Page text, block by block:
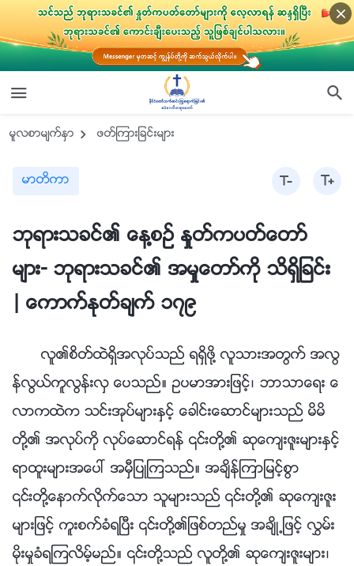
မူလစာမ်က္ႏွာ ဖတ္ၾကားျခင္းမ်ား
မာတိကာ
ဘုရားသခင္၏ ေန႔စဥ္ ႏႈတ္ကပတ္ေတာ္
မ်ား- ဘုရားသခင္၏ အမႈေတာ္ကို သိရွိျခင္း
| ေကာက္ႏုတ္ခ်က္ ၁၇၉
လူ၏စိတ္ထဲရွိအလုပ္သည္ ရရွိဖို႔ လူသားအတြက္ အလြ
န္လြယ္ကူလြန္းလွ ေပသည္။ ဥပမာအားျဖင့္၊ ဘာသာေရး ေ
လာကထဲက သင္းအုပ္မ်ားႏွင့္ ေခါင္းေဆာင္မ်ားသည္ မိမိ
တို႔၏ အလုပ္ကို လုပ္ေဆာင္ရန္ ၎တို႔၏ ဆုေက်းဇူးမ်ားႏွင့္
ရာထူးမ်ားအေပၚ အမွီျပဳၾကသည္။ အခ်ိန္ၾကာျမင့္စြာ
၎တို႔ေနာက္လိုက္ေသာ သူမ်ားသည္ ၎တို႔၏ ဆုေက်းဇူး
မ်ားျဖင့္ ကူးစက္ခံရၿပီး ၎တို႔၏ျဖစ္တည္မႈ အခ်ိဳ႕ျဖင့္ လႊမ္း
မိုးမႈခံရၾကလိမ့္မည္။ ၎တို႔သည္ လူတို႔၏ ဆုေက်းဇူးမ်ား၊